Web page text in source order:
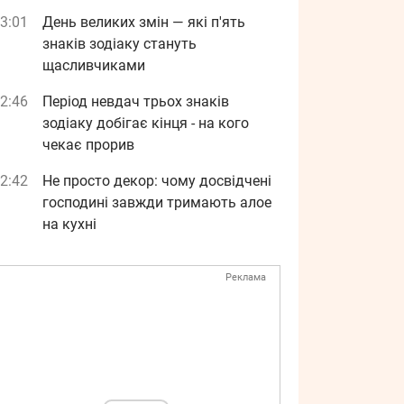
День великих змін — які п'ять
знаків зодіаку стануть
щасливчиками
Період невдач трьох знаків
зодіаку добігає кінця - на кого
чекає прорив
Не просто декор: чому досвідчені
господині завжди тримають алое
на кухні
Реклама